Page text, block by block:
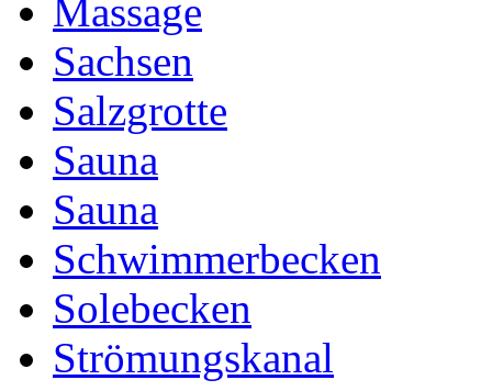
Massage
Sachsen
Salzgrotte
Sauna
Sauna
Schwimmerbecken
Solebecken
Strömungskanal